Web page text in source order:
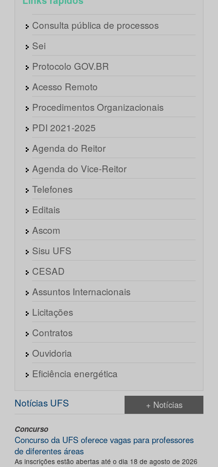
Consulta pública de processos
Sei
Protocolo GOV.BR
Acesso Remoto
Procedimentos Organizacionais
PDI 2021-2025
Agenda do Reitor
Agenda do Vice-Reitor
Telefones
Editais
Ascom
Sisu UFS
CESAD
Assuntos Internacionais
Licitações
Contratos
Ouvidoria
Eficiência energética
Notícias UFS + Notícias
Concurso
Concurso da UFS oferece vagas para professores
de diferentes áreas
As inscrições estão abertas até o dia 18 de agosto de 2026